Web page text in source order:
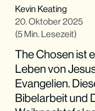
Kevin Keating
20. Oktober 2025
(5 Min. Lesezeit)
The Chosen ist
Leben von
Evangelien.
Bibelarbeit und